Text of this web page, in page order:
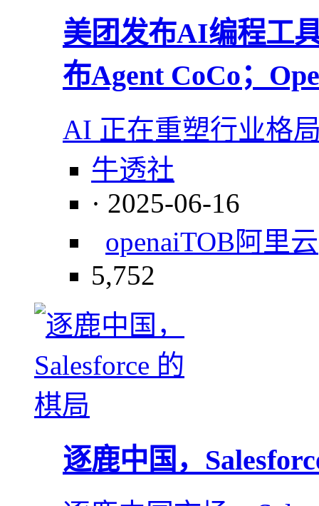
美团发布AI编程工
布Agent CoCo；
AI 正在重塑行业格
牛透社
· 2025-06-16
openaiTOB阿里云
5,752
逐鹿中国，